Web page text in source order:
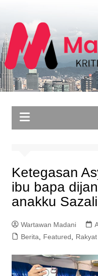
content
Ketegasan
ibu bapa
anakku
Wartawan Madani
Berita, Featured, Rakyat